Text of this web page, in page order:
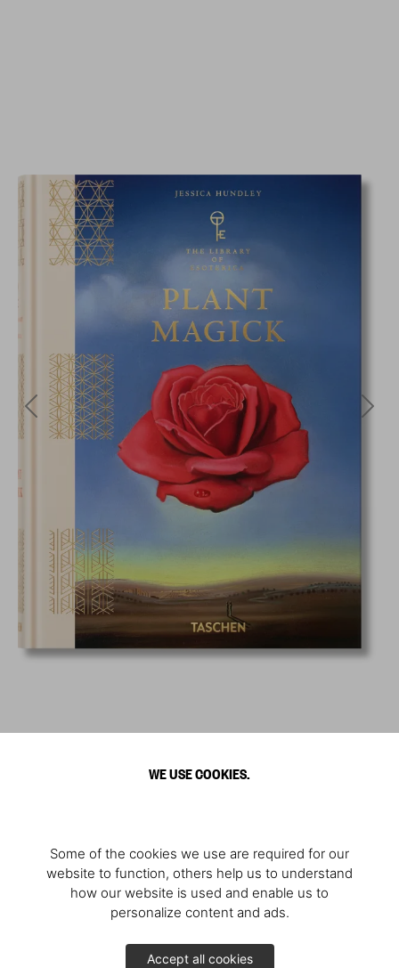
WE USE COOKIES.
Some of the cookies we use are required for our
website to function, others help us to understand
how our website is used and enable us to
personalize content and ads.
Accept all cookies